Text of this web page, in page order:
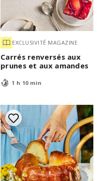
EXCLUSIVITÉ MAGAZINE
Carrés renversés aux
prunes et aux amandes
1 h 10 min